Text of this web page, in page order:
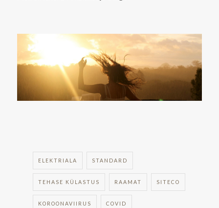
ELEKTRIALA STANDARD
TEHASE KÜLASTUS RAAMAT SITECO
KOROONAVIIRUS COVID